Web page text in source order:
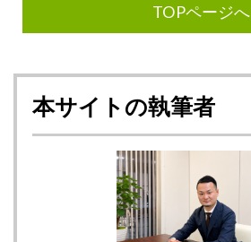
TOPページへ
本サイトの執筆者